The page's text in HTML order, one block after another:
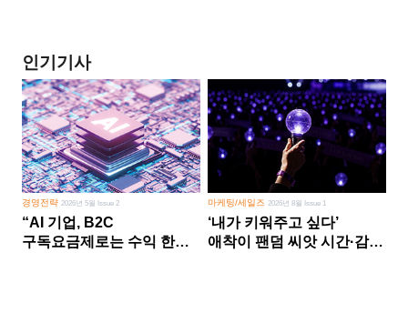
인기기사
경영전략2026년 5월 Issue 2
“AI 기업, B2C
구독요금제로는 수익 한계
마케팅/세일즈 2026년 8월 Issue 1
‘내가 키워주고 싶다’
애착이 팬덤 씨앗 시간·감정